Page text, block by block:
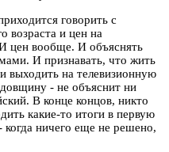
говорить с
возраста и цен на
цен вообще. И объяснять
И признавать, что жить
выходить на телевизионную
- не объяснит ни
В конце концов, никто
какие-то итоги в первую
ничего еще не решено,